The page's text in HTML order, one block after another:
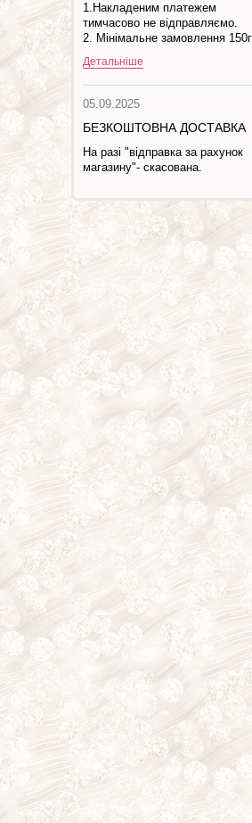
1.Накладеним платежем
тимчасово не відправляємо.
2. Мінімальне замовлення
Детальніше
05.09.2025
БЕЗКОШТОВНА ДОСТАВКА
На разі "відправка за рахунок
магазину"- скасована.